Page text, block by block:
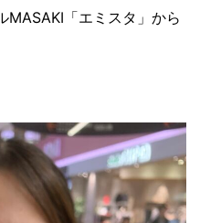
MASAKI「エミスタ」から